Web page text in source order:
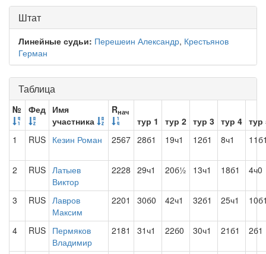
Штат
Линейные судьи: Перешеин Александр, Крестьянов
Герман
Таблица
№ Фед Имя
участника
Rнач
тур 1 тур 2 тур 3 тур 4 тур
1
RUS Кезин Роман 2567 28б1 19ч1 12б1 8ч1
2 RUS Латыев
Виктор
2228 29ч1 20б½ 13ч1 18б1 4ч0
3 RUS Лавров
Максим
2201 30б0 42ч1 32б1 25ч1
4 RUS Пермяков
Владимир
2181 31ч1 22б0 30ч1 21б1 2б1